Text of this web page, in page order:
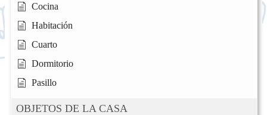
Cocina
Habitación
Cuarto
Dormitorio
Pasillo
OBJETOS DE LA CASA